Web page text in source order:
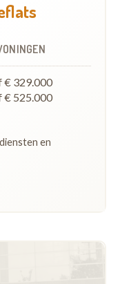
€ 329.000
€ 525.000
en